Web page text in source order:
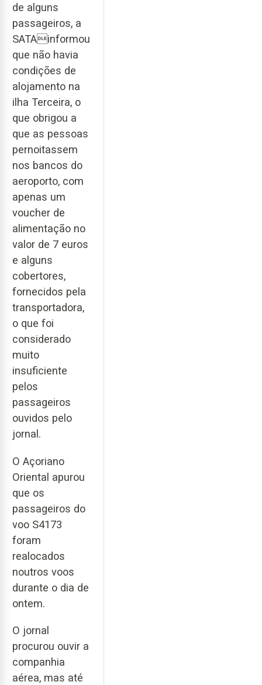
de alguns
passageiros, a
SATAinformou
que não havia
condições de
alojamento na
ilha Terceira, o
que obrigou a
que as pessoas
pernoitassem
nos bancos do
aeroporto, com
apenas um
voucher de
alimentação no
valor de 7 euros
e alguns
cobertores,
fornecidos pela
transportadora,
o que foi
considerado
muito
insuficiente
pelos
passageiros
ouvidos pelo
jornal.
O Açoriano
Oriental apurou
que os
passageiros do
voo S4173
foram
realocados
noutros voos
durante o dia de
ontem.
O jornal
procurou ouvir a
companhia
aérea, mas até